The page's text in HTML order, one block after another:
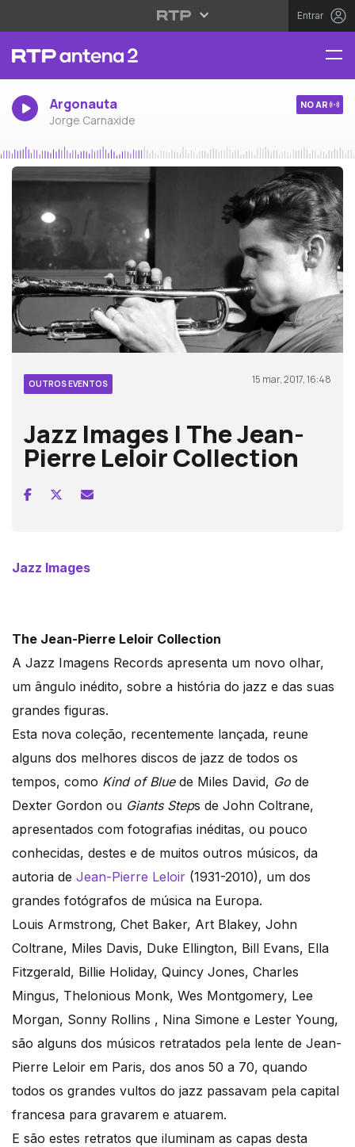
Entrar
Argonauta
Jorge Carnaxide
NO AR
OUTROS EVENTOS 15 mar, 2017, 16:48
Jazz Images | The Jean-
Pierre Leloir Collection
Jazz Images
The Jean-Pierre Leloir Collection
A Jazz Imagens Records apresenta um novo olhar,
um ângulo inédito, sobre a história do jazz e das suas
grandes figuras.
Esta nova coleção, recentemente lançada, reune
alguns dos melhores discos de jazz de todos os
tempos, como Kind of Bluede Miles David, Go de
Dexter Gordon ou Giants Steps de John Coltrane,
apresentados com fotografias inéditas, ou pouco
conhecidas, destes e de muitos outros músicos, da
autoria de Jean-Pierre Leloir (1931-2010), um dos
grandes fotógrafos de música na Europa.
Louis Armstrong, Chet Baker, Art Blakey, John
Coltrane, Miles Davis, Duke Ellington, Bill Evans, Ella
Fitzgerald, Billie Holiday, Quincy Jones, Charles
Mingus, Thelonious Monk, Wes Montgomery, Lee
Morgan, Sonny Rollins , Nina Simone e Lester Young,
são alguns dos músicos retratados pela lente de Jean-
Pierre Leloir em Paris, dos anos 50 a 70, quando
todos os grandes vultos do jazz passavam pela capital
francesa para gravarem e atuarem.
E são estes retratos que iluminam as capas desta